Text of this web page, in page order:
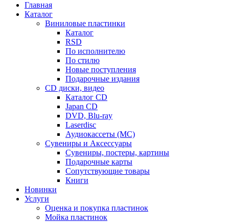
Главная
Каталог
Виниловые пластинки
Каталог
RSD
По исполнителю
По стилю
Новые поступления
Подарочные издания
CD диски, видео
Каталог CD
Japan CD
DVD, Blu-ray
Laserdisc
Аудиокассеты (MC)
Сувениры и Аксессуары
Сувениры, постеры, картины
Подарочные карты
Сопутствующие товары
Книги
Новинки
Услуги
Оценка и покупка пластинок
Мойка пластинок